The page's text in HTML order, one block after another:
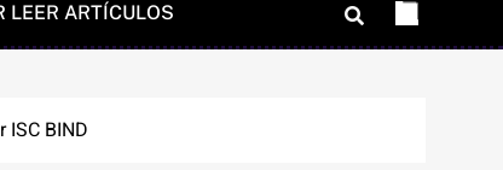
LEER ARTÍCULOS
BIND